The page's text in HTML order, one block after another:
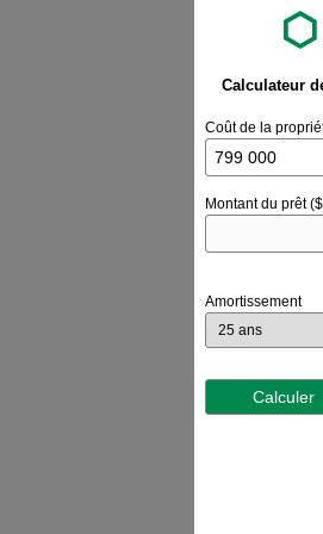
Calculateur
Coût de la
Montant du prêt
Amortissement
Calculer